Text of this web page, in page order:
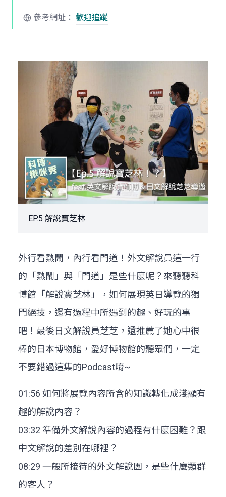
參考網址： 歡迎追蹤
EP.5 解說寶芝林
外行看熱鬧，內行看門道！外文解說員這一行
的「熱鬧」與「門道」是些什麼呢？來聽聽科
博館「解說寶芝林」，如何展現英日導覽的獨
門絕技，還有過程中所遇到的趣、好玩的事
吧！最後日文解說員芝芝，還推薦了她心中很
棒的日本博物館，愛好博物館的聽眾們，一定
不要錯過這集的Podcast唷~
01:56 如何將展覽內容所含的知識轉化成淺顯有
趣的解說內容？
03:32 準備外文解說內容的過程有什麼困難？跟
中文解說的差別在哪裡？
08:29 一般所接待的外文解說團，是些什麼類群
的客人？